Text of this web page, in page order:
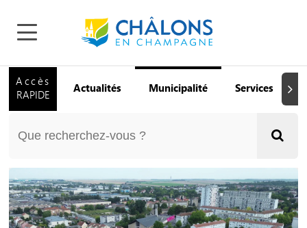
Accès
RAPIDE
Actualités Municipalité Services